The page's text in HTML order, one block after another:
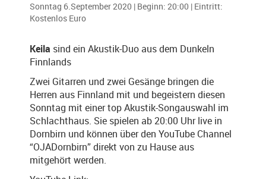
Sonntag 6.September 2020 | Beginn: 20:00 | Eintritt:
Kostenlos Euro
Keila sind ein Akustik-Duo aus dem Dunkeln
Finnlands
Zwei Gitarren und zwei Gesänge bringen die
Herren aus Finnland mit und begeistern diesen
Sonntag mit einer top Akustik-Songauswahl im
Schlachthaus. Sie spielen ab 20:00 Uhr live in
Dornbirn und können über den YouTube Channel
“OJADornbirn” direkt von zu Hause aus
mitgehört werden.